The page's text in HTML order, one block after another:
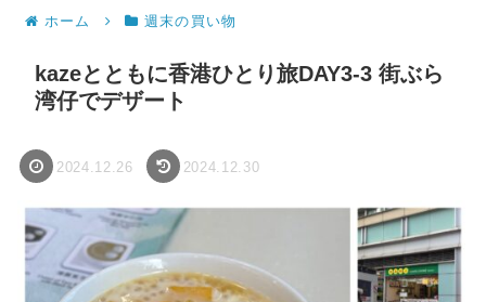
ホーム 週末の買い物
kazeとともに香港ひとり旅DAY3-3 街ぶら
湾仔でデザート
2024.12.26 2024.12.30